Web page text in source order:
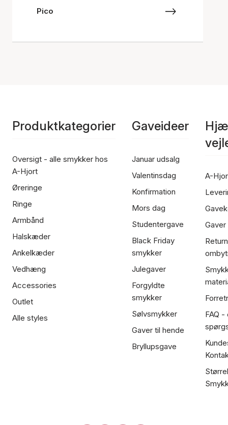
Pico
Produktkategorier
Oversigt - alle smykker hos
A-Hjort
Øreringe
Ringe
Armbånd
Halskæder
Ankelkæder
Vedhæng
Accessories
Outlet
Alle styles
Gaveideer
Januar udsalg
Valentinsdag
Konfirmation
Mors dag
Studentergave
Black Friday
smykker
Julegaver
Forgyldte
smykker
Sølvsmykker
Gaver til hende
Bryllupsgave
A-
FAQ